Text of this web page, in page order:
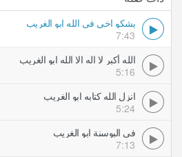
يشكو اخي في الله ابو الغريب
7:43
الله أكبر لا اله الا الله ابو الغريب
5:16
انزل الله كتابه ابو الغريب
5:24
في البوسنة ابو الغريب
7:13